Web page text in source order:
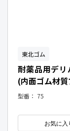
東北ゴム
耐薬品用デ
(内面ゴム材
型番： 75
お気に入